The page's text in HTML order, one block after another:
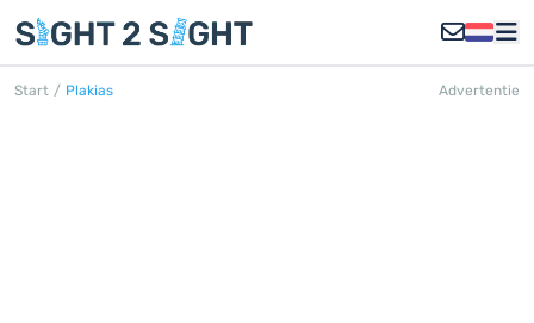
Start / Plakias Advertentie